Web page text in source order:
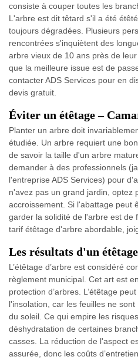
consiste à couper toutes les
L'arbre est dit têtard s'il a été
toujours dégradées. Plusieurs
rencontrées s'inquiètent des
arbre vieux de 10 ans près de
que la meilleure issue est de
contacter ADS Services pour en
devis gratuit.
Éviter un étêtage –
Planter un arbre doit
étudiée. Un arbre requiert une
de savoir la taille d'un arbre
demander à des professionnels
l'entreprise ADS Services) pour
n'avez pas un grand jardin, optez
accroissement. Si l'abattage peut
garder la solidité de l'arbre est de
tarif étêtage d'arbre abordable,
Les résultats d'un étêtage
L’étêtage d’arbre est considéré
règlement municipal. Cet art est
protection d’arbres. L’étêtage
l'insolation, car les feuilles ne
du soleil. Ce qui empire les
déshydratation de certaines
casses. La réduction de l'aspect
assurée, donc les coûts